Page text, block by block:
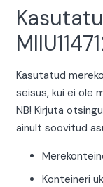
Kasutatud
seisus, kui ei ole
NB! Kirjuta
ainult soovitud
Konteineri